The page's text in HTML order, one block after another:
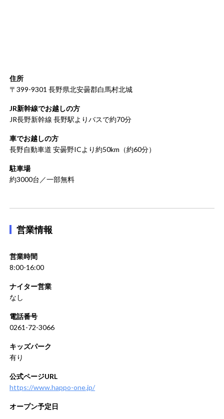
住所
〒399-9301 長野県北安曇郡白馬村北城
JR新幹線でお越しの方
JR長野新幹線 長野駅よりバスで約70分
車でお越しの方
長野自動車道 安曇野ICより約50km（約60分）
駐車場
約3000台／一部無料
営業情報
営業時間
8:00-16:00
ナイター営業
なし
電話番号
0261-72-3066
キッズパーク
有り
公式ページURL
https://www.happo-one.jp/
オープン予定日